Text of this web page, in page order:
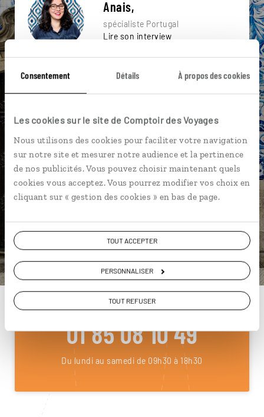
Consentement Détails À propos des cookies
Les cookies sur le site de Comptoir des Voyages
Nous utilisons des cookies pour faciliter votre navigation
sur notre site et mesurer notre audience et la pertinence
de nos publicités. Vous pouvez choisir maintenant quels
cookies vous acceptez. Vous pourrez modifier vos choix en
cliquant sur « gestion des cookies » en bas de page.
TOUT ACCEPTER
PERSONNALISER
TOUT REFUSER
Anais,
spécialiste Portugal
Lire son interview
spécialistes
près de vos envies et de la réalité du pays.
Échangez en face à face ou depuis nos studios
connectés en agence, mais aussi par email ou
téléphone.
Vous gardez le même interlocuteur avant,
pendant et après votre voyage.
DEMANDER UN DEVIS
ou
Construisez votre voyage avec un spécialiste Portugal
01 85 08 10 49
Du lundi au samedi de 09h30 à 18h30